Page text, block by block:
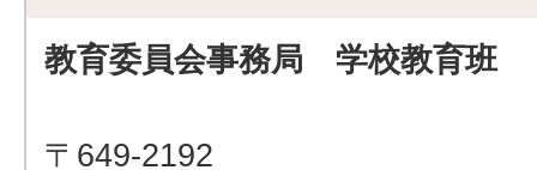
教育委員会事務局 学校教育班
〒649-2192